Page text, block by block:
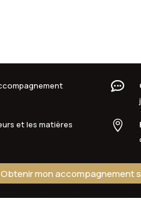

et les matières

Obtenir mon accompagnement